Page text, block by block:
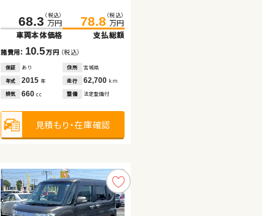
68.3 （税込）
万円
車両本体価格
78.8 （税込）
万円
支払総額
諸費用： 10.5万円 （税込）
保証 あり 住所
宮城県
年式
2015年 走行 62,700 km
排気
660cc 整備 法定整備付
見積もり・在庫確認
288.3 （税込）
万円
車両本体価格
297.5 （税込）
万円
支払総額
諸費用： 9.2 万円（税込）
保証 あり 住所
群馬県
年式
2022年 走行 15,900 km
排気
1,200 整備 なし
見積もり・在庫確認
459.8 （税込）
万円
車両本体価格
470.8 （税込）
万円
支払総額
諸費用： 11.0万円 （税込）
保証 あり 住所
群馬県
年式
2026年 走行 100km
排気
1,800 整備 なし
見積もり・在庫確認